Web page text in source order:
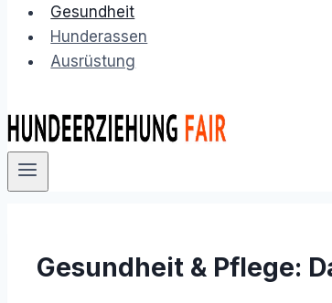
Gesundheit
Hunderassen
Ausrüstung
Gesundheit & Pflege: